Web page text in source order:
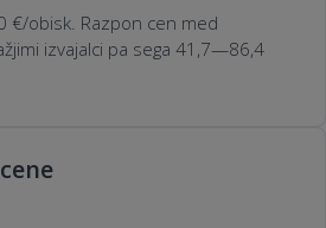
€/obisk. Razpon cen med
izvajalci pa sega 41,7—86,4